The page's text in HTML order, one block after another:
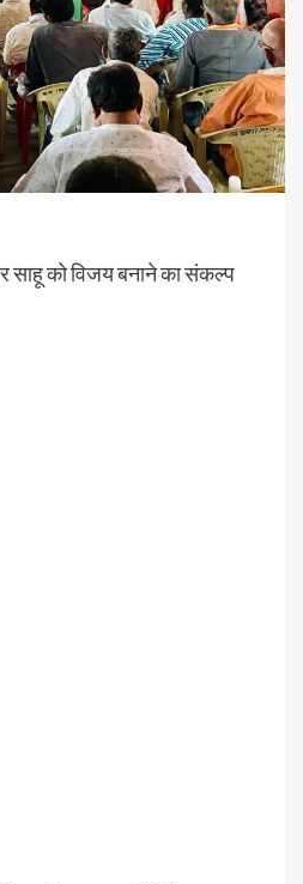
साहू को विजय बनाने का संकल्प